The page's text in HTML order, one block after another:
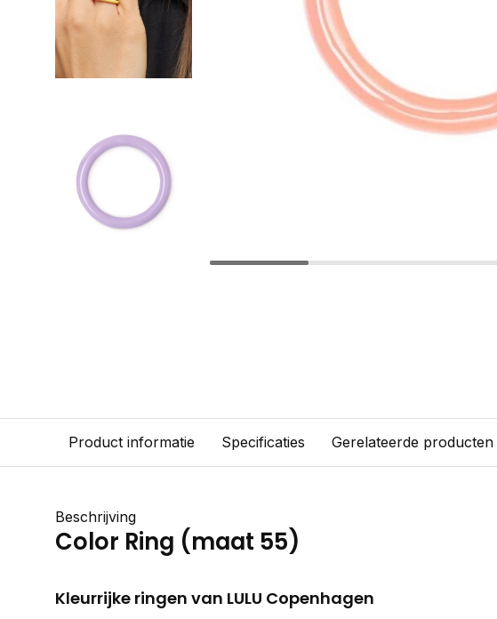
Product informatie Specificaties Gerelateerde producten
Beschrijving
Color Ring (maat 55)
Kleurrijke ringen van LULU Copenhagen